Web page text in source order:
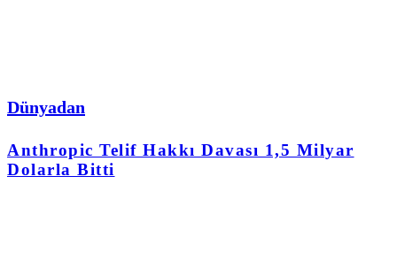
Dünyadan
Anthropic Telif Hakkı Davası 1,5 Milyar
Dolarla Bitti